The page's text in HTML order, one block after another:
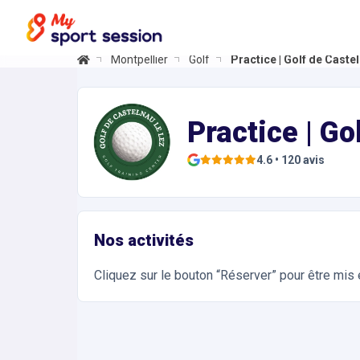
Montpellier Golf Practice | Golf de
Practice |
4.6 • 120avis
Nos activités
Cliquez sur le bouton “Réserver” pour être